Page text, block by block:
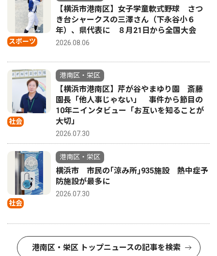
スポーツ
【横浜市港南区】女子学童軟式野球 さつ
き台シャークスの三澤さん（下永谷小６
年）、県代表に ８月21日から全国大会
2026.08.06
社会
港南区・栄区
【横浜市港南区】芹が谷やまゆり園 斎藤
園長「他人事じゃない」 事件から節目の
10年ニインタビュー「お互いを知ることが
大切」
2026.07.30
社会
港南区・栄区
横浜市 市民の｢涼み所｣935施設 熱中症予
防施設が最多に
2026.07.30
港南区・栄区 トップニュースの記事を検索